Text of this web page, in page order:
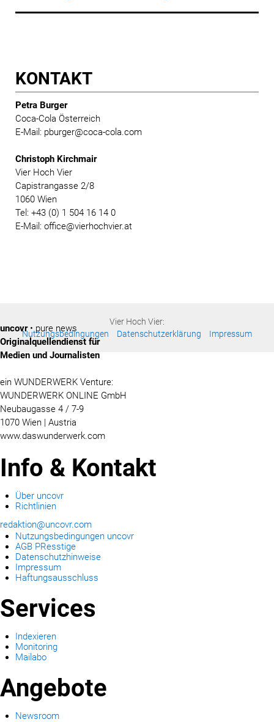
KONTAKT
Petra Burger
Coca-Cola Österreich
E-Mail: pburger@coca-cola.com
Christoph Kirchmair
Vier Hoch Vier
Capistrangasse 2/8
1060 Wien
Tel: +43 (0) 1 504 16 14 0
E-Mail: office@vierhochvier.at
Vier Hoch Vier:
Nutzungsbedingungen
Datenschutzerklärung Impressum
uncovr• pure news
Originalquellendienst für
Medien und Journalisten
ein WUNDERWERK Venture:
WUNDERWERK ONLINE GmbH
Neubaugasse 4 / 7-9
1070 Wien | Austria
www.daswunderwerk.com
Info & Kontakt
Über uncovr
Richtlinien
redaktion@uncovr.com
Nutzungsbedingungen uncovr
AGB PResstige
Datenschutzhinweise
Impressum
Haftungsausschluss
Services
Indexieren
Monitoring
Mailabo
Angebote
Newsroom